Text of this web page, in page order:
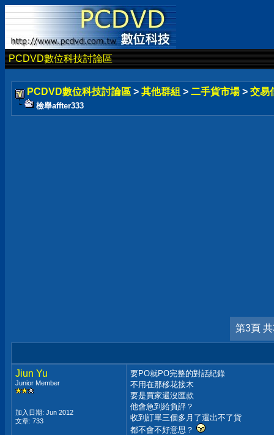
PCDVD數位科技討論區
PCDVD數位科技討論區 > 其他群組 > 二手貨市場 > 交易
檢舉affter333
第3頁
Jiun Yu
Junior Member
加入日期: Jun 2012
文章: 733
要PO就PO完整的對話紀錄
不用在那移花接木
要是買家還沒匯款
他會急到給負評？
收到訂單三個多月了還出不了貨
都不會不好意思？